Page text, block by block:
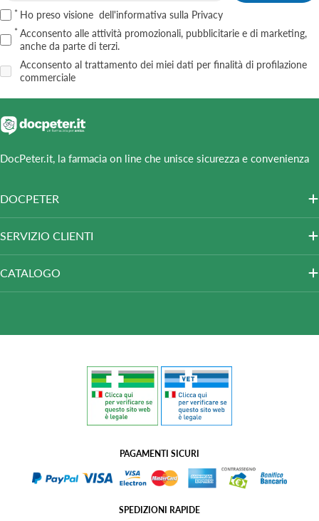
Ho preso visione dell'informativa sulla Privacy
Acconsento alle attività promozionali, pubblicitarie e di marketing,
anche da parte di terzi.
Acconsento al trattamento dei miei dati per finalità di profilazione
commerciale
DocPeter.it, la farmacia on line che unisce sicurezza e convenienza
DOCPETER
SERVIZIO CLIENTI
CATALOGO
PAGAMENTI SICURI
SPEDIZIONI RAPIDE